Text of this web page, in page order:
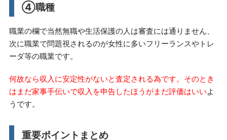
④職種
職業の欄で当然無職や生活保護の人は審査には通りません、
次に職業で問題視されるのが女性に多いフリーランスやトレ
ーダ等の職業です。
何故なら収入に安定性がないと査定される為です。そのとき
はまだ家事手伝いで収入を申告したほうがまだ評価はいいよ
うです。
重要ポイントまとめ